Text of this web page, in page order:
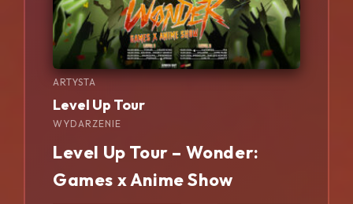
ARTYSTA
Level Up Tour
WYDARZENIE
Level Up Tour – Wonder:
Games x Anime Show